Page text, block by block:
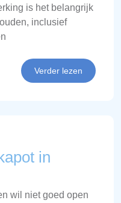
is het belangrijk
inclusief
Verder lezen
in
wil niet goed open